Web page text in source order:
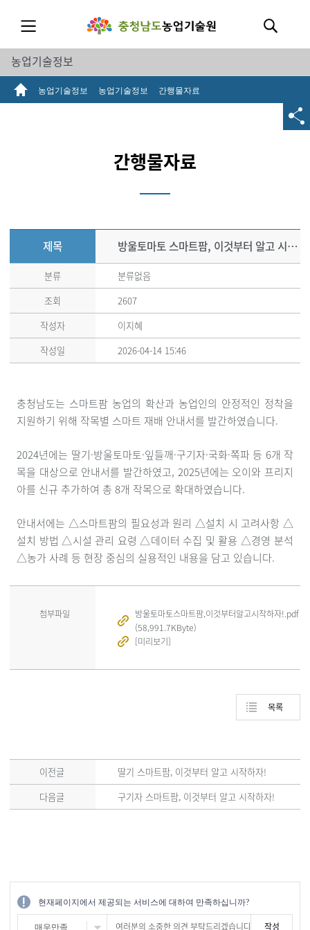
농업기술정보
농업기술정보 농업기술정보 간행물자료
간행물자료
제목 방울토마토 스마트팜, 이것부터 알고 시작하자!
분류
분류없음
조회
2607
작성자
이지혜
작성일
2026-04-14 15:46
충청남도는 스마트팜 농업의 확산과 농업인의 안정적인 정착을
지원하기 위해 작목별 스마트 재배 안내서를 발간하였습니다.
2024년에는 딸기·방울토마토·잎들깨·구기자·국화·쪽파 등 6개 작
목을 대상으로 안내서를 발간하였고, 2025년에는 오이와 프리지
아를 신규 추가하여 총 8개 작목으로 확대하였습니다.
안내서에는 △스마트팜의 필요성과 원리 △설치 시 고려사항 △
설치 방법 △시설 관리 요령 △데이터 수집 및 활용 △경영 분석
△농가 사례 등 현장 중심의 실용적인 내용을 담고 있습니다.
첨부파일
방울토마토스마트팜,이것부터알고시작하자!.pdf
(58,991.7KByte)
[미리보기]
목록
이전글
딸기 스마트팜, 이것부터 알고 시작하자!
다음글
구기자 스마트팜, 이것부터 알고 시작하자!
현재페이지에서 제공되는 서비스에 대하여 만족하십니까?
매우만족